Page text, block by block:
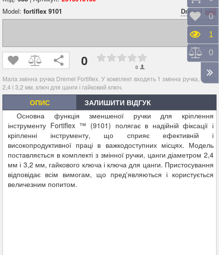
Model: fortiflex 9101 Dremel
0 0
Мала змінна ручка Dremel Fortiflex. У комплект входять 1 змінна ручка, цанги
2,4 і 3,2 мм, ключ для цанги і гайковий ключ.
ОПИС
ЗАЛИШИТИ ВІДГУК
Основна функція зменшеної ручки для кріплення
інструменту Fortiflex ™ (9101) полягає в надійній фіксації і
кріпленні інструменту, що сприяє ефективній і
високопродуктивної праці в важкодоступних місцях. Модель
поставляється в комплекті з змінної ручки, цанги діаметром 2,4
мм і 3,2 мм, гайкового ключа і ключа для цанги. Пристосування
відповідає всім вимогам, що пред'являються і користується
величезним попитом.
0
1
0